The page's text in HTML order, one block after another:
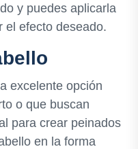
y puedes aplicarla
el efecto deseado.
excelente opción
o que buscan
para crear peinados
en la forma